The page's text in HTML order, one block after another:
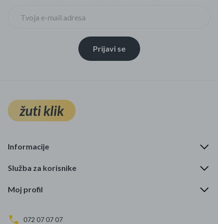
Čišćenje zaliha
Kišobrani akcija
Ograničena cijena
Najpopularniji proizvodi
Roba s greškom
Prijavi se
žuti klik
Informacije
Služba za korisnike
Moj profil
072 07 07 07